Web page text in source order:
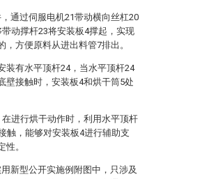
通过伺服电机21带动横向丝杠20
动撑杆23将安装板4撑起，实现
，方便原料从进出料管7排出。
装有水平顶杆24，当水平顶杆24
壁接触时，安装板4和烘干筒5处
进行烘干动作时，利用水平顶杆
触，能够对安装板4进行辅助支
性。
新型公开实施例附图中，只涉及